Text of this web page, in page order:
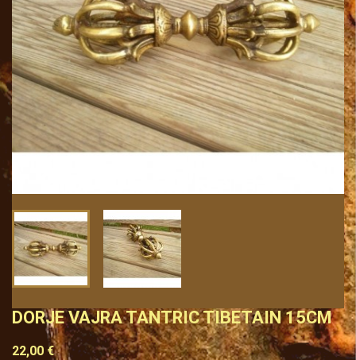
DORJE VAJRA TANTRIC TIBETAIN 15CM
22,00 €